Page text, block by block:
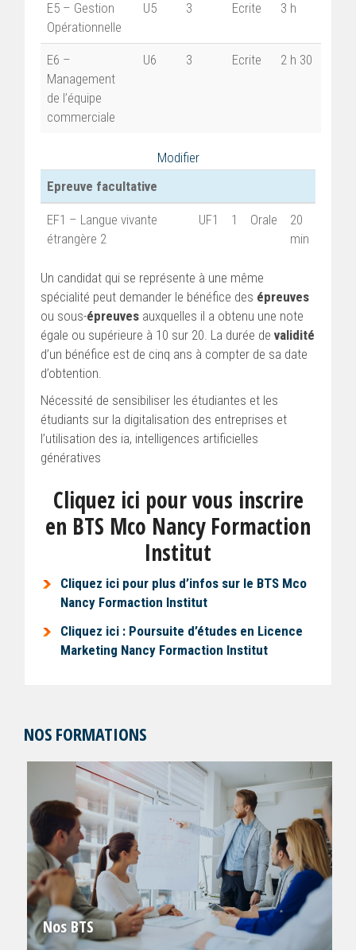
E5 – Gestion
Opérationnelle
U5 3 Ecrite 3 h
E6 –
Management
de l’équipe
commerciale
U6 3 Ecrite 2 h 30
Modifier
Epreuve facultative
EF1 – Langue vivante
étrangère 2
UF1 1 Orale
20
min
Un candidat qui se représente à une même
spécialité peut demander le bénéfice des épreuves
ou sous-épreuves auxquelles il a obtenu une note
égale ou supérieure à 10 sur 20. La durée de validité
d’un bénéfice est de cinq ans à compter de sa date
d’obtention.
Nécessité de sensibiliser les étudiantes et les
étudiants sur la digitalisation des entreprises et
l’utilisation des ia, intelligences artificielles
génératives
Cliquez ici pour vous inscrire
en BTS Mco Nancy Formaction
Institut
Cliquez ici pour plus d’infos sur le BTS Mco
Nancy Formaction Institut
Cliquez ici : Poursuite d’études en Licence
Marketing Nancy Formaction Institut
NOS FORMATIONS
Nos BTS